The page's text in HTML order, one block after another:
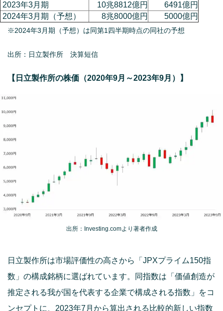
2023年3月期
10兆8812億円
6491億円
2024年3月期（予想）
8兆8000億円 5000億円
※2024年3月期（予想）は同第1四半期時点の同社の予想
出所：日立製作所 決算短信
【日立製作所の株価（2020年9月～2023年9月）】
出所：Investing.comより著者作成
日立製作所は市場評価性の高さから「JPXプライム150指
数」の構成銘柄に選ばれています。同指数は「価値創造が
推定される我が国を代表する企業で構成される指数」をコ
ンセプトに、2023年7月から算出される比較的新しい指数